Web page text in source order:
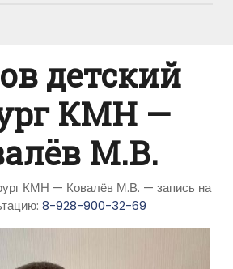
детский
КМН —
М.В.
КМН — Ковалёв М.В. — запись на
8-928-900-32-69